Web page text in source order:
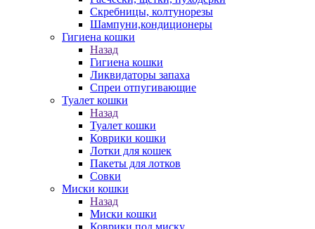
Скребницы, колтунорезы
Шампуни,кондиционеры
Гигиена кошки
Назад
Гигиена кошки
Ликвидаторы запаха
Спреи отпугивающие
Туалет кошки
Назад
Туалет кошки
Коврики кошки
Лотки для кошек
Пакеты для лотков
Совки
Миски кошки
Назад
Миски кошки
Коврики под миску